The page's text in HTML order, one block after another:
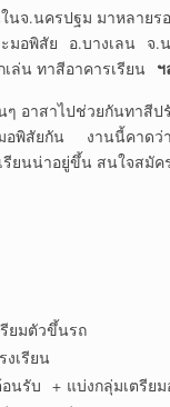
ในจ.นครปฐม มาหลา
ะมอพิสัย อ.บางเลน จ
ล่น ทาสีอาคารเรียน
อาสาไปช่วยกันทาสีป
อพิสัยกัน งานนี้คาดว่
ยนน่าอยู่ขึ้น สนใจสมัค
ยมตัวขึ้นรถ
เรียน
รับ + แบ่งกลุ่มเตรียม